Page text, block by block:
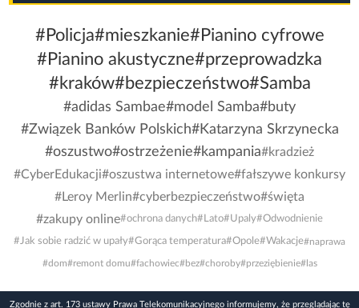
#Policja#mieszkanie#Pianino cyfrowe
#Pianino akustyczne#przeprowadzka
#kraków#bezpieczeństwo#Samba
#adidas Sambae#model Samba#buty
#Związek Banków Polskich#Katarzyna Skrzynecka
#oszustwo#ostrzeżenie#kampania#kradzież
#CyberEdukacji#oszustwa internetowe#fałszywe konkursy
#Leroy Merlin#cyberbezpieczeństwo#święta
#zakupy online#ochrona danych#Lato#Upaly#Odwodnienie
#Jak sobie radzić w upały#Gorąca temperatura#Opole#Wakacje#naprawa
#dom#remont domu#fachowiec#bez#choroby#przeziębienie#las
Zgodnie z art. 173 ustawy Prawa Telekomunikacyjnego informujemy, że przeglądając tę